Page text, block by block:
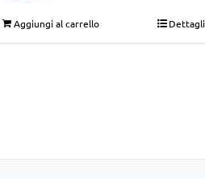
Aggiungi al carrello Dettagli